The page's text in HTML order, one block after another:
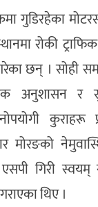
गुडिरहेका
रोकी ट्राफिक
छन् । सोही
अनुशासन र
कुराहरू
मोरङको
एसपी गिरी
थिए ।